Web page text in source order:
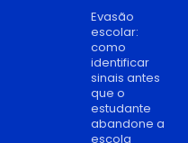
Evasão
escolar:
como
identificar
sinais antes
que o
estudante
abandone a
escola